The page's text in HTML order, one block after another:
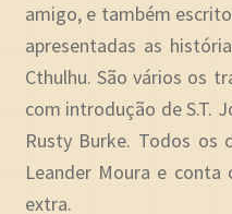
amigo, e também
apresentadas as
Cthulhu. São vários os
com introdução de S.T.
Rusty Burke. Todos
Leander Moura e conta
extra.